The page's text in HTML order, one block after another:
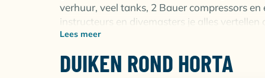
verhuur, veel tanks, 2 Bauer compressors
instructeurs en divemasters je alles
volgt.
Voor optimaal gemak beschikt Haliotis over
Lees meer
DUIKEN ROND HORTA